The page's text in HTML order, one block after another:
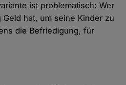
ist problematisch: Wer
hat, um seine Kinder zu
die Befriedigung, für